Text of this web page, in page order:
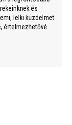
és
lelki küzdelmet
értelmezhetővé